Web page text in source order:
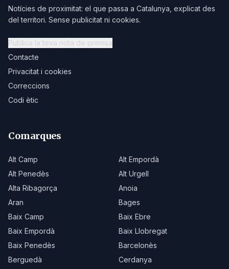
Notícies de proximitat: el que passa a Catalunya, explicat des
del territori. Sense publicitat ni cookies.
Publica la teva nota de premsa
Contacte
Privacitat i cookies
Correccions
Codi ètic
Comarques
Alt Camp
Alt Empordà
Alt Penedès
Alt Urgell
Alta Ribagorça
Anoia
Aran
Bages
Baix Camp
Baix Ebre
Baix Empordà
Baix Llobregat
Baix Penedès
Barcelonès
Berguedà
Cerdanya